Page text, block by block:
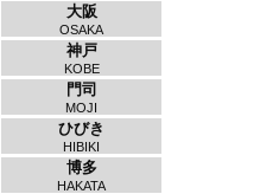
大阪
OSAKA
神戸
KOBE
門司
MOJI
ひびき
HIBIKI
博多
HAKATA